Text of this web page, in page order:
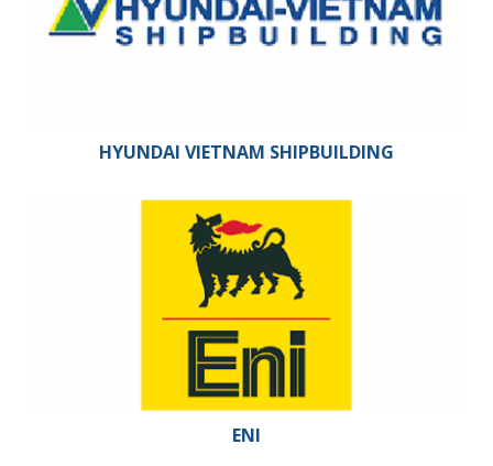
HYUNDAI VIETNAM SHIPBUILDING
ENI